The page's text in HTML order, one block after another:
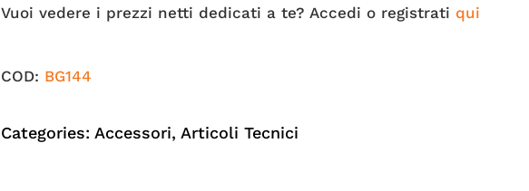
Vuoi vedere i prezzi netti dedicati a te? Accedi o registrati qui
COD: BG144
Categories: Accessori, Articoli Tecnici